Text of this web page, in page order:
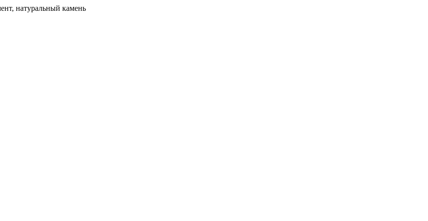
натуральный камень